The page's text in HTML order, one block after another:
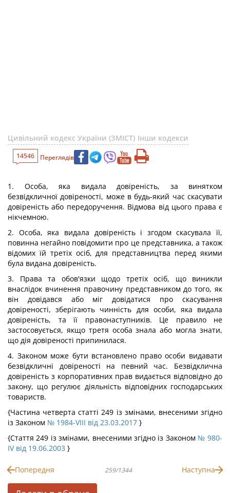
Цивільний кодекс України (ЗМІСТ) Інши кодекси
14546 Переглядів
1. Особа, яка видала довіреність, за винятком
безвідкличної довіреності, може в будь-який час скасувати
довіреність або передоручення. Відмова від цього права є
нікчемною.
2. Особа, яка видала довіреність і згодом скасувала її,
повинна негайно повідомити про це представника, а також
відомих їй третіх осіб, для представництва перед якими
була видана довіреність.
3. Права та обов'язки щодо третіх осіб, що виникли
внаслідок вчинення правочину представником до того, як
він довідався або міг довідатися про скасування
довіреності, зберігають чинність для особи, яка видала
довіреність, та її правонаступників. Це правило не
застосовується, якщо третя особа знала або могла знати,
що дія довіреності припинилася.
4. Законом може бути встановлено право особи видавати
безвідкличні довіреності на певний час. Безвідклична
довіреність з корпоративних прав видається відповідно до
закону, що регулює діяльність відповідних господарських
товариств.
{Частина четверта статті 249 із змінами, внесеними згідно
із Законом № 1984-VIII від 23.03.2017 }
{Стаття 249 із змінами, внесеними згідно із Законом № 980-
IV від 19.06.2003 }
Попередня 259/1344 Наступна